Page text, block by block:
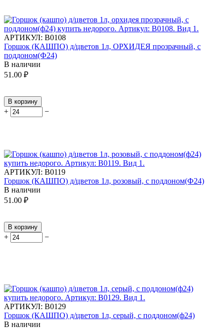
АРТИКУЛ: В0108
Горшок (КАШПО) д/цветов 1л, ОРХИДЕЯ прозрачный, с
поддоном(Ф24)
В наличии
51.00 ₽
В корзину
+ −
АРТИКУЛ: В0119
Горшок (КАШПО) д/цветов 1л, розовый, с поддоном(Ф24)
В наличии
51.00 ₽
В корзину
+ −
АРТИКУЛ: В0129
Горшок (КАШПО) д/цветов 1л, серый, с поддоном(ф24)
В наличии